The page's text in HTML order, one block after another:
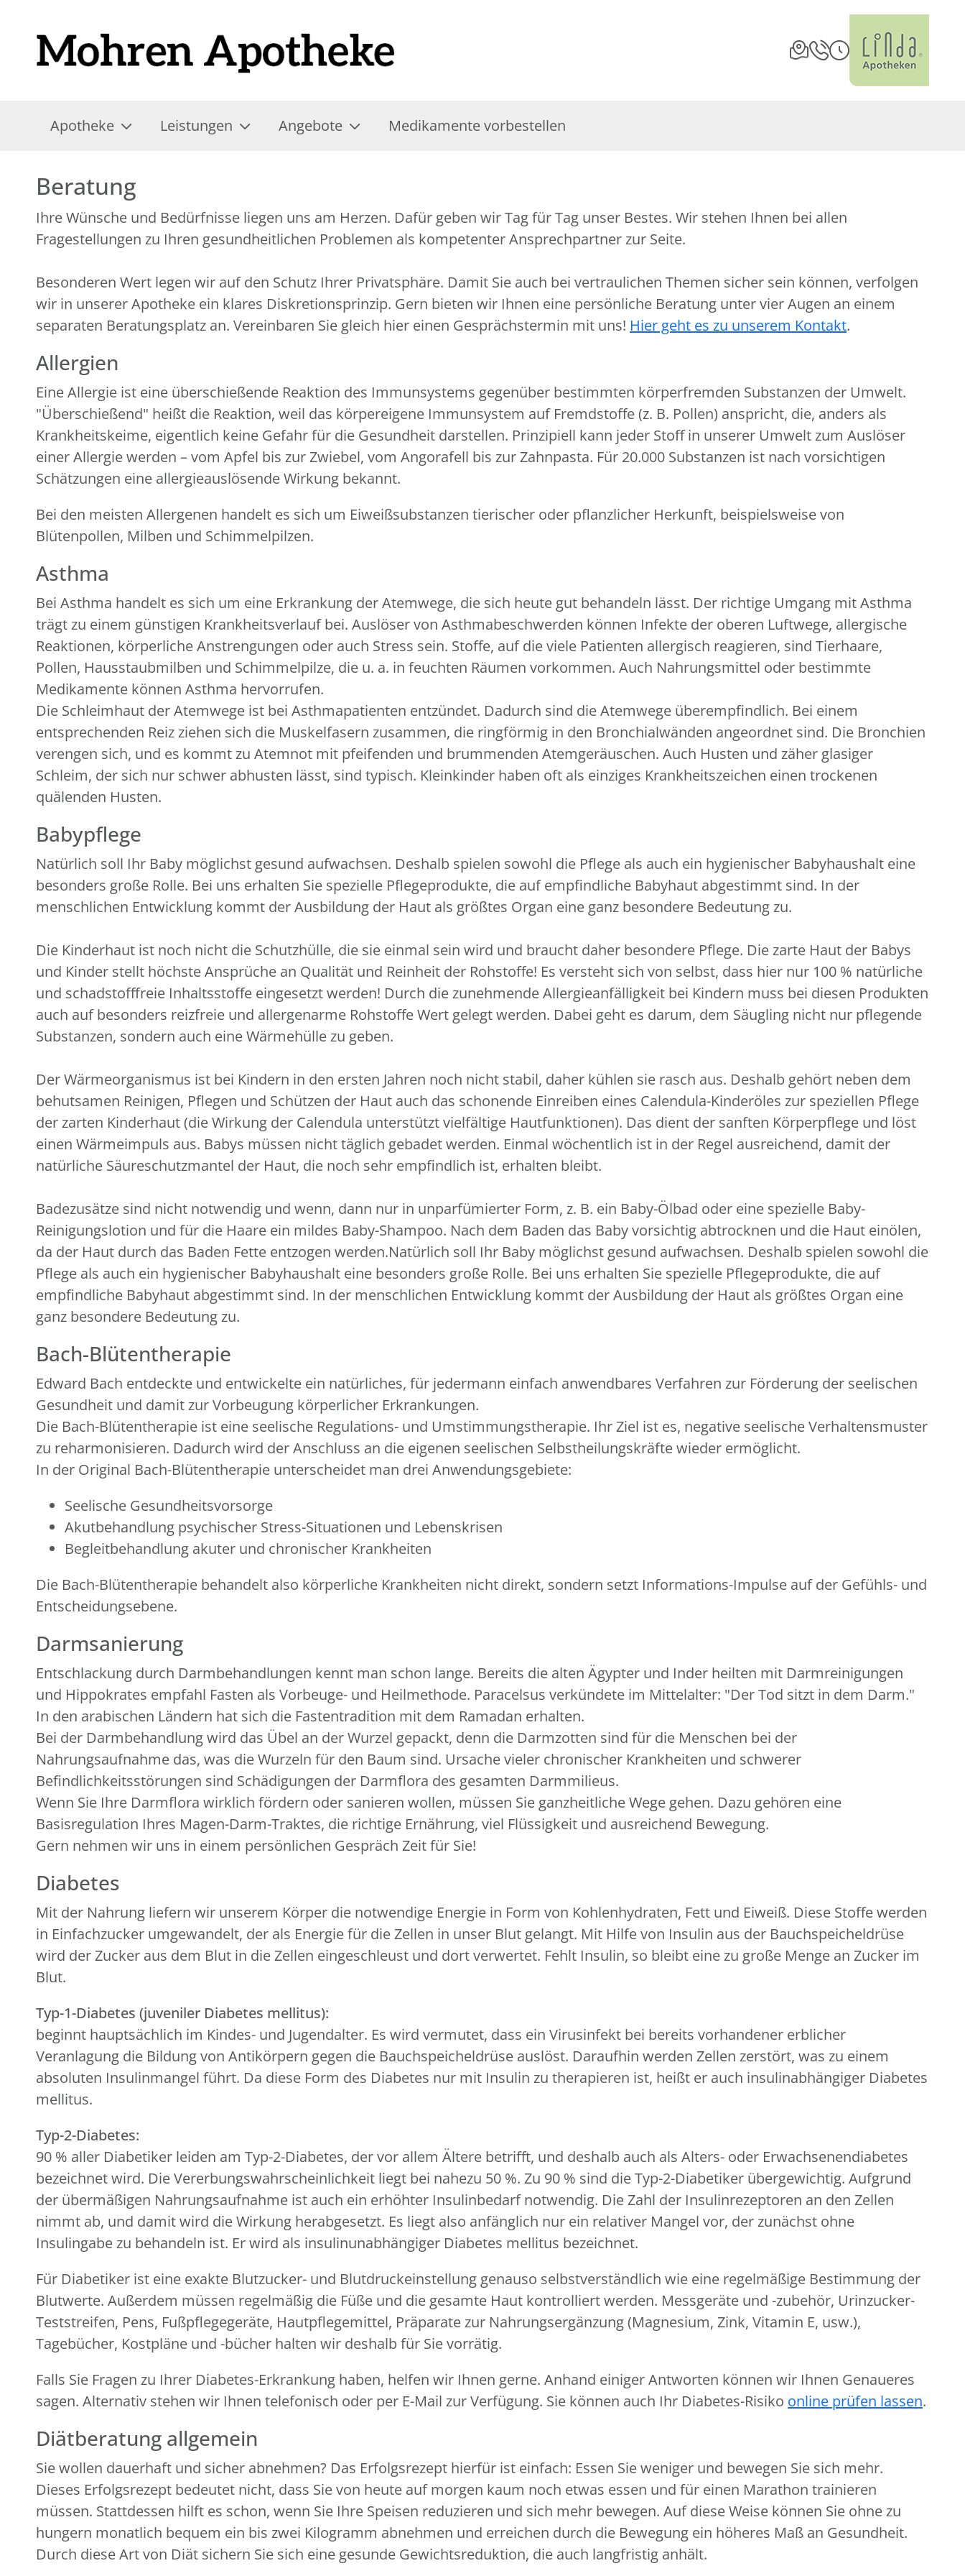
Apotheke Leistungen Angebote Medikamente vorbestellen
Beratung
Ihre Wünsche und Bedürfnisse liegen uns am Herzen. Dafür geben wir Tag für Tag unser Bestes. Wir stehen Ihnen bei allen
Fragestellungen zu Ihren gesundheitlichen Problemen als kompetenter Ansprechpartner zur Seite.
Besonderen Wert legen wir auf den Schutz Ihrer Privatsphäre. Damit Sie auch bei vertraulichen Themen sicher sein können, verfolgen
wir in unserer Apotheke ein klares Diskretionsprinzip. Gern bieten wir Ihnen eine persönliche Beratung unter vier Augen an einem
separaten Beratungsplatz an. Vereinbaren Sie gleich hier einen Gesprächstermin mit uns! Hier geht es zu unserem Kontakt.
Allergien
Eine Allergie ist eine überschießende Reaktion des Immunsystems gegenüber bestimmten körperfremden Substanzen der Umwelt.
"Überschießend" heißt die Reaktion, weil das körpereigene Immunsystem auf Fremdstoffe (z. B. Pollen) anspricht, die, anders als
Krankheitskeime, eigentlich keine Gefahr für die Gesundheit darstellen. Prinzipiell kann jeder Stoff in unserer Umwelt zum Auslöser
einer Allergie werden – vom Apfel bis zur Zwiebel, vom Angorafell bis zur Zahnpasta. Für 20.000 Substanzen ist nach vorsichtigen
Schätzungen eine allergieauslösende Wirkung bekannt.
Bei den meisten Allergenen handelt es sich um Eiweißsubstanzen tierischer oder pflanzlicher Herkunft, beispielsweise von
Blütenpollen, Milben und Schimmelpilzen.
Asthma
Bei Asthma handelt es sich um eine Erkrankung der Atemwege, die sich heute gut behandeln lässt. Der richtige Umgang mit Asthma
trägt zu einem günstigen Krankheitsverlauf bei. Auslöser von Asthmabeschwerden können Infekte der oberen Luftwege, allergische
Reaktionen, körperliche Anstrengungen oder auch Stress sein. Stoffe, auf die viele Patienten allergisch reagieren, sind Tierhaare,
Pollen, Hausstaubmilben und Schimmelpilze, die u. a. in feuchten Räumen vorkommen. Auch Nahrungsmittel oder bestimmte
Medikamente können Asthma hervorrufen.
Die Schleimhaut der Atemwege ist bei Asthmapatienten entzündet. Dadurch sind die Atemwege überempfindlich. Bei einem
entsprechenden Reiz ziehen sich die Muskelfasern zusammen, die ringförmig in den Bronchialwänden angeordnet sind. Die Bronchien
verengen sich, und es kommt zu Atemnot mit pfeifenden und brummenden Atemgeräuschen. Auch Husten und zäher glasiger
Schleim, der sich nur schwer abhusten lässt, sind typisch. Kleinkinder haben oft als einziges Krankheitszeichen einen trockenen
quälenden Husten.
Babypflege
Natürlich soll Ihr Baby möglichst gesund aufwachsen. Deshalb spielen sowohl die Pflege als auch ein hygienischer Babyhaushalt eine
besonders große Rolle. Bei uns erhalten Sie spezielle Pflegeprodukte, die auf empfindliche Babyhaut abgestimmt sind. In der
menschlichen Entwicklung kommt der Ausbildung der Haut als größtes Organ eine ganz besondere Bedeutung zu.
Die Kinderhaut ist noch nicht die Schutzhülle, die sie einmal sein wird und braucht daher besondere Pflege. Die zarte Haut der Babys
und Kinder stellt höchste Ansprüche an Qualität und Reinheit der Rohstoffe! Es versteht sich von selbst, dass hier nur 100 % natürliche
und schadstofffreie Inhaltsstoffe eingesetzt werden! Durch die zunehmende Allergieanfälligkeit bei Kindern muss bei diesen Produkten
auch auf besonders reizfreie und allergenarme Rohstoffe Wert gelegt werden. Dabei geht es darum, dem Säugling nicht nur pflegende
Substanzen, sondern auch eine Wärmehülle zu geben.
Der Wärmeorganismus ist bei Kindern in den ersten Jahren noch nicht stabil, daher kühlen sie rasch aus. Deshalb gehört neben dem
behutsamen Reinigen, Pflegen und Schützen der Haut auch das schonende Einreiben eines Calendula-Kinderöles zur speziellen Pflege
der zarten Kinderhaut (die Wirkung der Calendula unterstützt vielfältige Hautfunktionen). Das dient der sanften Körperpflege und löst
einen Wärmeimpuls aus. Babys müssen nicht täglich gebadet werden. Einmal wöchentlich ist in der Regel ausreichend, damit der
natürliche Säureschutzmantel der Haut, die noch sehr empfindlich ist, erhalten bleibt.
Badezusätze sind nicht notwendig und wenn, dann nur in unparfümierter Form, z. B. ein Baby-Ölbad oder eine spezielle Baby-
Reinigungslotion und für die Haare ein mildes Baby-Shampoo. Nach dem Baden das Baby vorsichtig abtrocknen und die Haut einölen,
da der Haut durch das Baden Fette entzogen werden.Natürlich soll Ihr Baby möglichst gesund aufwachsen. Deshalb spielen sowohl die
Pflege als auch ein hygienischer Babyhaushalt eine besonders große Rolle. Bei uns erhalten Sie spezielle Pflegeprodukte, die auf
empfindliche Babyhaut abgestimmt sind. In der menschlichen Entwicklung kommt der Ausbildung der Haut als größtes Organ eine
ganz besondere Bedeutung zu.
Bach-Blütentherapie
Edward Bach entdeckte und entwickelte ein natürliches, für jedermann einfach anwendbares Verfahren zur Förderung der seelischen
Gesundheit und damit zur Vorbeugung körperlicher Erkrankungen.
Die Bach-Blütentherapie ist eine seelische Regulations- und Umstimmungstherapie. Ihr Ziel ist es, negative seelische Verhaltensmuster
zu reharmonisieren. Dadurch wird der Anschluss an die eigenen seelischen Selbstheilungskräfte wieder ermöglicht.
In der Original Bach-Blütentherapie unterscheidet man drei Anwendungsgebiete:
Seelische Gesundheitsvorsorge
Akutbehandlung psychischer Stress-Situationen und Lebenskrisen
Begleitbehandlung akuter und chronischer Krankheiten
Die Bach-Blütentherapie behandelt also körperliche Krankheiten nicht direkt, sondern setzt Informations-Impulse auf der Gefühls- und
Entscheidungsebene.
Darmsanierung
Entschlackung durch Darmbehandlungen kennt man schon lange. Bereits die alten Ägypter und Inder heilten mit Darmreinigungen
und Hippokrates empfahl Fasten als Vorbeuge- und Heilmethode. Paracelsus verkündete im Mittelalter: "Der Tod sitzt in dem Darm."
In den arabischen Ländern hat sich die Fastentradition mit dem Ramadan erhalten.
Bei der Darmbehandlung wird das Übel an der Wurzel gepackt, denn die Darmzotten sind für die Menschen bei der
Nahrungsaufnahme das, was die Wurzeln für den Baum sind. Ursache vieler chronischer Krankheiten und schwerer
Befindlichkeitsstörungen sind Schädigungen der Darmflora des gesamten Darmmilieus.
Wenn Sie Ihre Darmflora wirklich fördern oder sanieren wollen, müssen Sie ganzheitliche Wege gehen. Dazu gehören eine
Basisregulation Ihres Magen-Darm-Traktes, die richtige Ernährung, viel Flüssigkeit und ausreichend Bewegung.
Gern nehmen wir uns in einem persönlichen Gespräch Zeit für Sie!
Diabetes
Mit der Nahrung liefern wir unserem Körper die notwendige Energie in Form von Kohlenhydraten, Fett und Eiweiß. Diese Stoffe werden
in Einfachzucker umgewandelt, der als Energie für die Zellen in unser Blut gelangt. Mit Hilfe von Insulin aus der Bauchspeicheldrüse
wird der Zucker aus dem Blut in die Zellen eingeschleust und dort verwertet. Fehlt Insulin, so bleibt eine zu große Menge an Zucker im
Blut.
Typ-1-Diabetes (juveniler Diabetes mellitus):
beginnt hauptsächlich im Kindes- und Jugendalter. Es wird vermutet, dass ein Virusinfekt bei bereits vorhandener erblicher
Veranlagung die Bildung von Antikörpern gegen die Bauchspeicheldrüse auslöst. Daraufhin werden Zellen zerstört, was zu einem
absoluten Insulinmangel führt. Da diese Form des Diabetes nur mit Insulin zu therapieren ist, heißt er auch insulinabhängiger Diabetes
mellitus.
Typ-2-Diabetes:
90 % aller Diabetiker leiden am Typ-2-Diabetes, der vor allem Ältere betrifft, und deshalb auch als Alters- oder Erwachsenendiabetes
bezeichnet wird. Die Vererbungswahrscheinlichkeit liegt bei nahezu 50 %. Zu 90 % sind die Typ-2-Diabetiker übergewichtig. Aufgrund
der übermäßigen Nahrungsaufnahme ist auch ein erhöhter Insulinbedarf notwendig. Die Zahl der Insulinrezeptoren an den Zellen
nimmt ab, und damit wird die Wirkung herabgesetzt. Es liegt also anfänglich nur ein relativer Mangel vor, der zunächst ohne
Insulingabe zu behandeln ist. Er wird als insulinunabhängiger Diabetes mellitus bezeichnet.
Für Diabetiker ist eine exakte Blutzucker- und Blutdruckeinstellung genauso selbstverständlich wie eine regelmäßige Bestimmung der
Blutwerte. Außerdem müssen regelmäßig die Füße und die gesamte Haut kontrolliert werden. Messgeräte und -zubehör, Urinzucker-
Teststreifen, Pens, Fußpflegegeräte, Hautpflegemittel, Präparate zur Nahrungsergänzung (Magnesium, Zink, Vitamin E, usw.),
Tagebücher, Kostpläne und -bücher halten wir deshalb für Sie vorrätig.
Falls Sie Fragen zu Ihrer Diabetes-Erkrankung haben, helfen wir Ihnen gerne. Anhand einiger Antworten können wir Ihnen Genaueres
sagen. Alternativ stehen wir Ihnen telefonisch oder per E-Mail zur Verfügung. Sie können auch Ihr Diabetes-Risiko online prüfen lassen.
Diätberatung allgemein
Sie wollen dauerhaft und sicher abnehmen? Das Erfolgsrezept hierfür ist einfach: Essen Sie weniger und bewegen Sie sich mehr.
Dieses Erfolgsrezept bedeutet nicht, dass Sie von heute auf morgen kaum noch etwas essen und für einen Marathon trainieren
müssen. Stattdessen hilft es schon, wenn Sie Ihre Speisen reduzieren und sich mehr bewegen. Auf diese Weise können Sie ohne zu
hungern monatlich bequem ein bis zwei Kilogramm abnehmen und erreichen durch die Bewegung ein höheres Maß an Gesundheit.
Durch diese Art von Diät sichern Sie sich eine gesunde Gewichtsreduktion, die auch langfristig anhält.